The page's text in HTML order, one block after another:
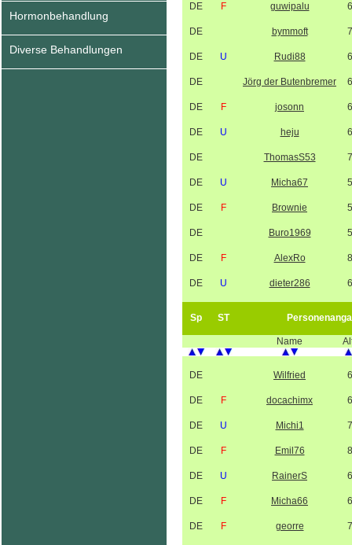
Hormonbehandlung
Diverse Behandlungen
DE F guwipalu
DE bymmoft
DE U Rudi88
DE Jörg der Butenbremer
DE F josonn
DE U heju
DE ThomasS53
DE U Micha67
DE F Brownie
DE Buro1969
DE F AlexRo
DE U dieter286
Sp ST
Name
DE Wilfried
DE F docachimx
DE U Michi1
DE F Emil76
DE U RainerS
DE F Micha66
DE F georre